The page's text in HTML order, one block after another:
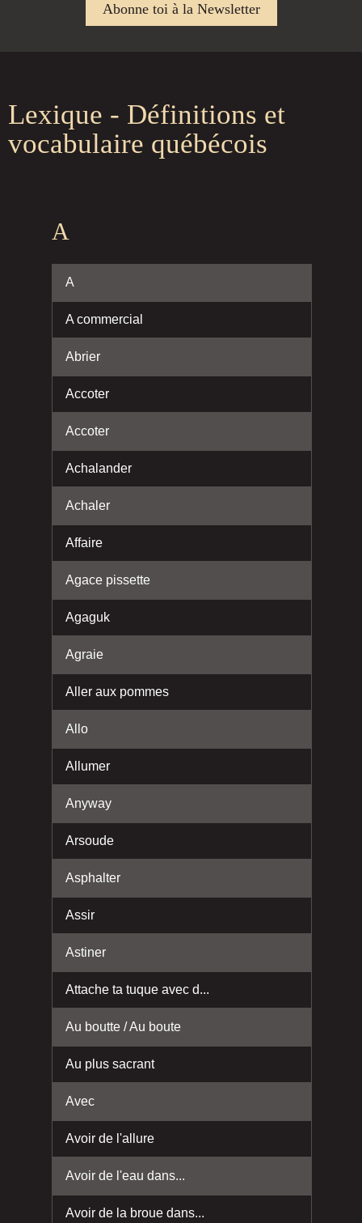
Abonne toi à la Newsletter
Lexique - Définitions et
vocabulaire québécois
A
A
A commercial
Abrier
Accoter
Accoter
Achalander
Achaler
Affaire
Agace pissette
Agaguk
Agraie
Aller aux pommes
Allo
Allumer
Anyway
Arsoude
Asphalter
Assir
Astiner
Attache ta tuque avec d...
Au boutte / Au boute
Au plus sacrant
Avec
Avoir de l'allure
Avoir de l'eau dans...
Avoir de la broue dans...